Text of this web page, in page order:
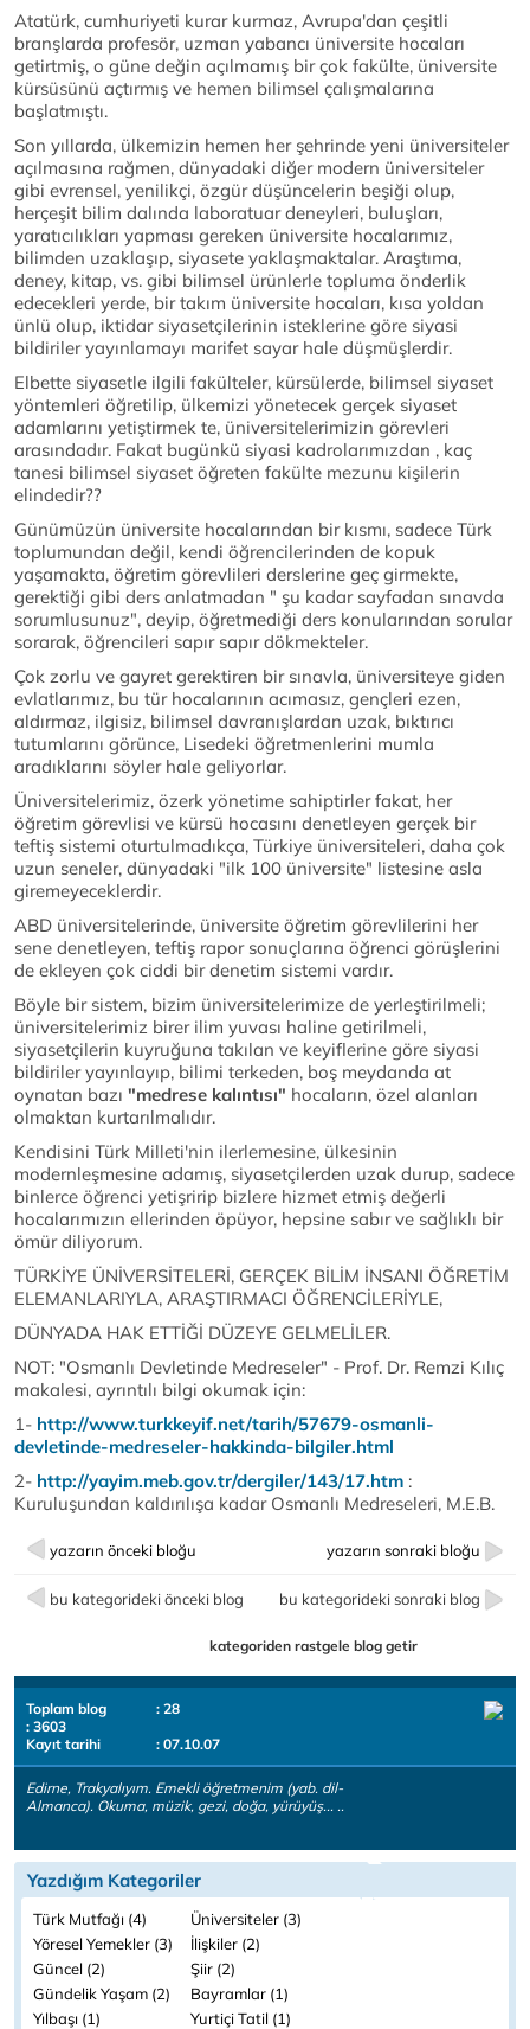
Atatürk, cumhuriyeti kurar kurmaz, Avrupa'dan çeşitli
branşlarda profesör, uzman yabancı üniversite hocaları
getirtmiş, o güne değin açılmamış bir çok fakülte, üniversite
kürsüsünü açtırmış ve hemen bilimsel çalışmalarına
başlatmıştı.
Son yıllarda, ülkemizin hemen her şehrinde yeni üniversiteler
açılmasına rağmen, dünyadaki diğer modern üniversiteler
gibi evrensel, yenilikçi, özgür düşüncelerin beşiği olup,
herçeşit bilim dalında laboratuar deneyleri, buluşları,
yaratıcılıkları yapması gereken üniversite hocalarımız,
bilimden uzaklaşıp, siyasete yaklaşmaktalar. Araştıma,
deney, kitap, vs. gibi bilimsel ürünlerle topluma önderlik
edecekleri yerde, bir takım üniversite hocaları, kısa yoldan
ünlü olup, iktidar siyasetçilerinin isteklerine göre siyasi
bildiriler yayınlamayı marifet sayar hale düşmüşlerdir.
Elbette siyasetle ilgili fakülteler, kürsülerde, bilimsel siyaset
yöntemleri öğretilip, ülkemizi yönetecek gerçek siyaset
adamlarını yetiştirmek te, üniversitelerimizin görevleri
arasındadır. Fakat bugünkü siyasi kadrolarımızdan , kaç
tanesi bilimsel siyaset öğreten fakülte mezunu kişilerin
elindedir??
Günümüzün üniversite hocalarından bir kısmı, sadece Türk
toplumundan değil, kendi öğrencilerinden de kopuk
yaşamakta, öğretim görevlileri derslerine geç girmekte,
gerektiği gibi ders anlatmadan " şu kadar sayfadan sınavda
sorumlusunuz", deyip, öğretmediği ders konularından sorular
sorarak, öğrencileri sapır sapır dökmekteler.
Çok zorlu ve gayret gerektiren bir sınavla, üniversiteye giden
evlatlarımız, bu tür hocalarının acımasız, gençleri ezen,
aldırmaz, ilgisiz, bilimsel davranışlardan uzak, bıktırıcı
tutumlarını görünce, Lisedeki öğretmenlerini mumla
aradıklarını söyler hale geliyorlar.
Üniversitelerimiz, özerk yönetime sahiptirler fakat, her
öğretim görevlisi ve kürsü hocasını denetleyen gerçek bir
teftiş sistemi oturtulmadıkça, Türkiye üniversiteleri, daha çok
uzun seneler, dünyadaki "ilk 100 üniversite" listesine asla
giremeyeceklerdir.
ABD üniversitelerinde, üniversite öğretim görevlilerini her
sene denetleyen, teftiş rapor sonuçlarına öğrenci görüşlerini
de ekleyen çok ciddi bir denetim sistemi vardır.
Böyle bir sistem, bizim üniversitelerimize de yerleştirilmeli;
üniversitelerimiz birer ilim yuvası haline getirilmeli,
siyasetçilerin kuyruğuna takılan ve keyiflerine göre siyasi
bildiriler yayınlayıp, bilimi terkeden, boş meydanda at
oynatan bazı "medrese kalıntısı" hocaların, özel alanları
olmaktan kurtarılmalıdır.
Kendisini Türk Milleti'nin ilerlemesine, ülkesinin
modernleşmesine adamış, siyasetçilerden uzak durup, sadece
binlerce öğrenci yetişririp bizlere hizmet etmiş değerli
hocalarımızın ellerinden öpüyor, hepsine sabır ve sağlıklı bir
ömür diliyorum.
TÜRKİYE ÜNİVERSİTELERİ, GERÇEK BİLİM İNSANI ÖĞRETİM
ELEMANLARIYLA, ARAŞTIRMACI ÖĞRENCİLERİYLE,
DÜNYADA HAK ETTİĞİ DÜZEYE GELMELİLER.
NOT: "Osmanlı Devletinde Medreseler" - Prof. Dr. Remzi Kılıç
makalesi, ayrıntılı bilgi okumak için:
1- http://www.turkkeyif.net/tarih/57679-osmanli-
devletinde-medreseler-hakkinda-bilgiler.html
2- http://yayim.meb.gov.tr/dergiler/143/17.htm :
Kuruluşundan kaldırılışa kadar Osmanlı Medreseleri, M.E.B.
yazarın önceki bloğu yazarın sonraki bloğu
bu kategorideki önceki blog bu kategorideki sonraki blog
kategoriden rastgele blog getir
Toplam blog
: 28
: 3603
Kayıt tarihi
: 07.10.07
Edirne, Trakyalıyım. Emekli öğretmenim (yab. dil-
Almanca). Okuma, müzik, gezi, doğa, yürüyüş... ..
Yazdığım Kategoriler
Türk Mutfağı (4)
Üniversiteler (3)
Yöresel Yemekler (3)
İlişkiler (2)
Güncel (2)
Şiir (2)
Gündelik Yaşam (2)
Bayramlar (1)
Yılbaşı (1)
Yurtiçi Tatil (1)